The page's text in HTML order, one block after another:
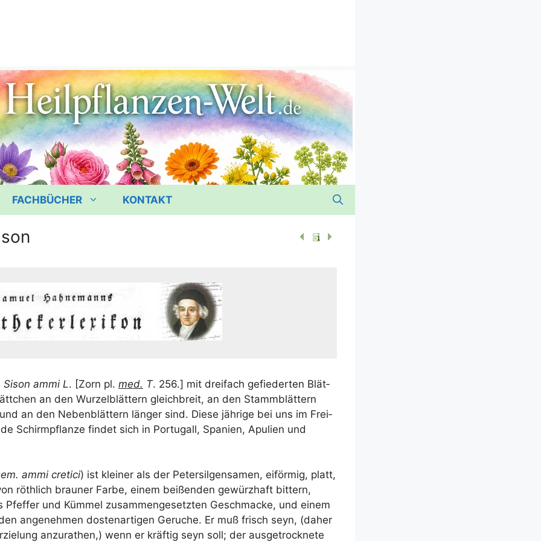
FACHBÜCHER KONTAKT
Sison ammi L. [Zorn pl. med. T. 256.] mit drei­fach gefie­der­ten Blät­
an den Wur­zel­blät­tern gleich­breit, an den Stamm­blät­tern
an den Neben­blät­tern län­ger sind. Die­se jäh­ri­ge bei uns im Frei­
Schirm­pflan­ze fin­det sich in Por­tu­gall, Spa­ni­en, Apu­li­en und
ammi cre­ti­ci) ist klei­ner als der Peter­sil­gen­sa­men, eiför­mig, platt,
röth­lich brau­ner Far­be, einem bei­ßen­den gewürz­haft bit­tern,
Pfef­fer und Küm­mel zusam­men­ge­setz­ten Geschma­cke, und einem
ange­neh­men dostenar­ti­gen Geru­che. Er muß frisch seyn, (daher
anzu­ra­then,) wenn er kräf­tig seyn soll; der aus­ge­trock­ne­te